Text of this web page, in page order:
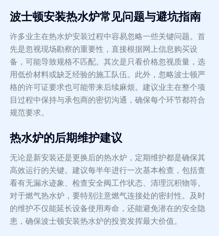
波士顿安装热水炉常见问题与避坑指南
许多业主在热水炉安装过程中容易忽略一些关键问题。首
先是忽视现场勘察的重要性，直接根据网上信息购买设
备，可能导致规格不匹配。其次是只看价格忽视质量，选
用低价材料或缺乏经验的施工队伍。此外，忽略波士顿严
格的许可证要求也可能带来后续麻烦。建议业主在整个项
目过程中保持与承包商的密切沟通，确保每个环节都符合
规范要求。
热水炉的后期维护建议
无论是新安装还是更换后的热水炉，定期维护都是确保其
高效运行的关键。建议每半年进行一次基本检查，包括查
看有无漏水迹象、检查安全阀工作状态、清理沉积物等。
对于燃气热水炉，要特别注意燃气连接处的密封性。及时
的维护不仅能延长设备使用寿命，还能避免潜在的安全隐
患，确保波士顿安装热水炉的投资发挥最大价值。